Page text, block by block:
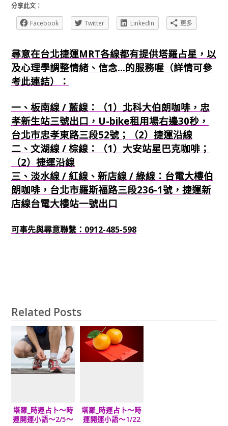
分享此文：
Facebook
Twitter LinkedIn 更多
尋意在台北捷運MRT各線都有提供塔羅占星，以
及心理學調整情緒、信念...的服務喔（詳情可參
考此連結）：
一、板南線 / 藍線：（1）北科大伯朗咖啡，忠
孝新生站三號出口，U-bike租用場右邊30秒，
台北市忠孝東路三段52號；（2）捷運沿線
二、文湖線 / 棕線：（1）大安站星巴克咖啡；
（2）捷運沿線
三、淡水線 / 紅線、新店線 / 綠線：台電大樓伯
朗咖啡，台北市羅斯福路三段236-1號，捷運新
店線台電大樓站一號出口
可事先與尋意聯繫：0912-485-598
Related Posts
塔羅_時運占卜～時
運開運小語～2/5～
塔羅_時運占卜～時
運開運小語～1/22